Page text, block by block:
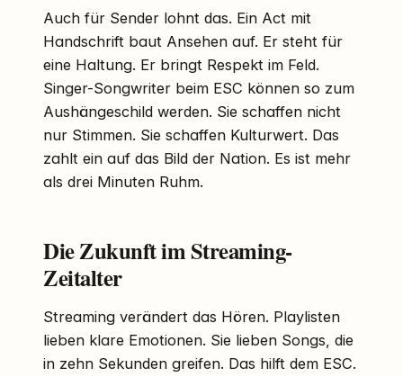
Auch für Sender lohnt das. Ein Act mit
Handschrift baut Ansehen auf. Er steht für
eine Haltung. Er bringt Respekt im Feld.
Singer-Songwriter beim ESC können so zum
Aushängeschild werden. Sie schaffen nicht
nur Stimmen. Sie schaffen Kulturwert. Das
zahlt ein auf das Bild der Nation. Es ist mehr
als drei Minuten Ruhm.
Die Zukunft im Streaming-
Zeitalter
Streaming verändert das Hören. Playlisten
lieben klare Emotionen. Sie lieben Songs, die
in zehn Sekunden greifen. Das hilft dem ESC.